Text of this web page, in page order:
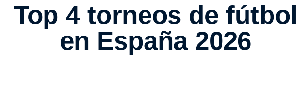
Top 4 torneos de fútbol
en España 2026